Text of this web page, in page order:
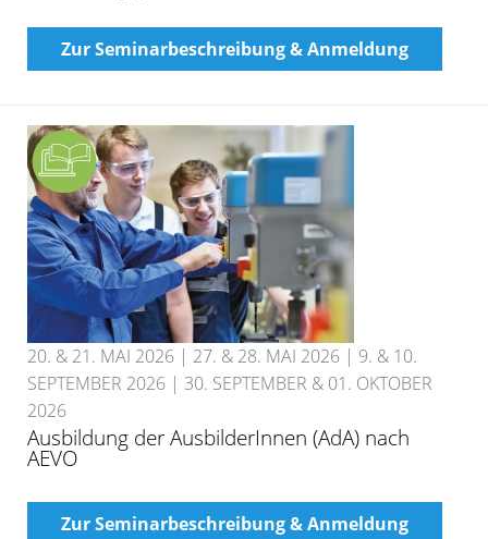
Zur Seminarbeschreibung & Anmeldung
20. & 21. MAI 2026 | 27. & 28. MAI 2026 | 9. & 10.
SEPTEMBER 2026 | 30. SEPTEMBER & 01. OKTOBER
2026
Ausbildung der AusbilderInnen (AdA) nach
AEVO
Zur Seminarbeschreibung & Anmeldung